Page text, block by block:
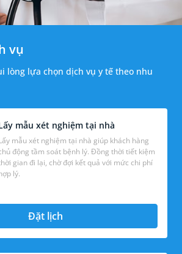
vụ
lòng lựa chọn dịch vụ y tế theo nhu
mẫu xét nghiệm tại nhà
mẫu xét nghiệm tại nhà giúp khách hàng
động tầm soát bệnh lý. Đồng thời tiết kiệm
gian đi lại, chờ đợi kết quả với mức chi phí
lý.
Đặt lịch